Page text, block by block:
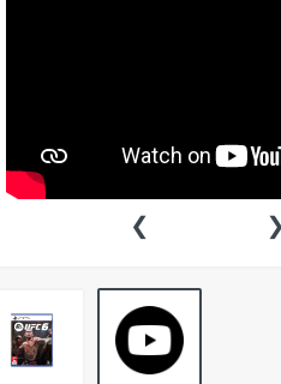
Componentes PC
Gafas Gamer
Perifericos PC
2X1 DIGITALES PS4/PS5
‹ ›